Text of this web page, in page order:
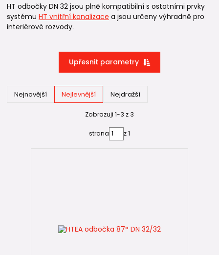
HT odbočky DN 32 jsou plně kompatibilní s ostatními prvky
systému HT vnitřní kanalizace a jsou určeny výhradně pro
interiérové rozvody.
Upřesnit parametry
Nejnovější Nejlevnější Nejdražší
Zobrazuji 1-3 z 3
strana z 1